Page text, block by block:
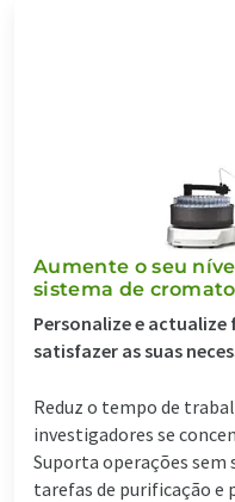
Aumente o seu
sistema de
Personalize e
satisfazer as suas
Reduz o tempo de
investigadores se
Suporta operações
tarefas de purificação e